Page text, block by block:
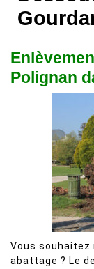
Polignan
Vous souhaitez
abattage ? Le